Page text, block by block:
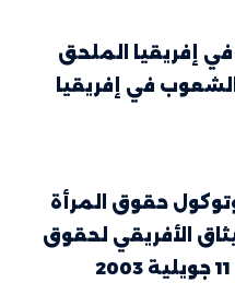
إفريقيا الملحق
في إفريقيا
حقوق المرأة
الأفريقي لحقوق